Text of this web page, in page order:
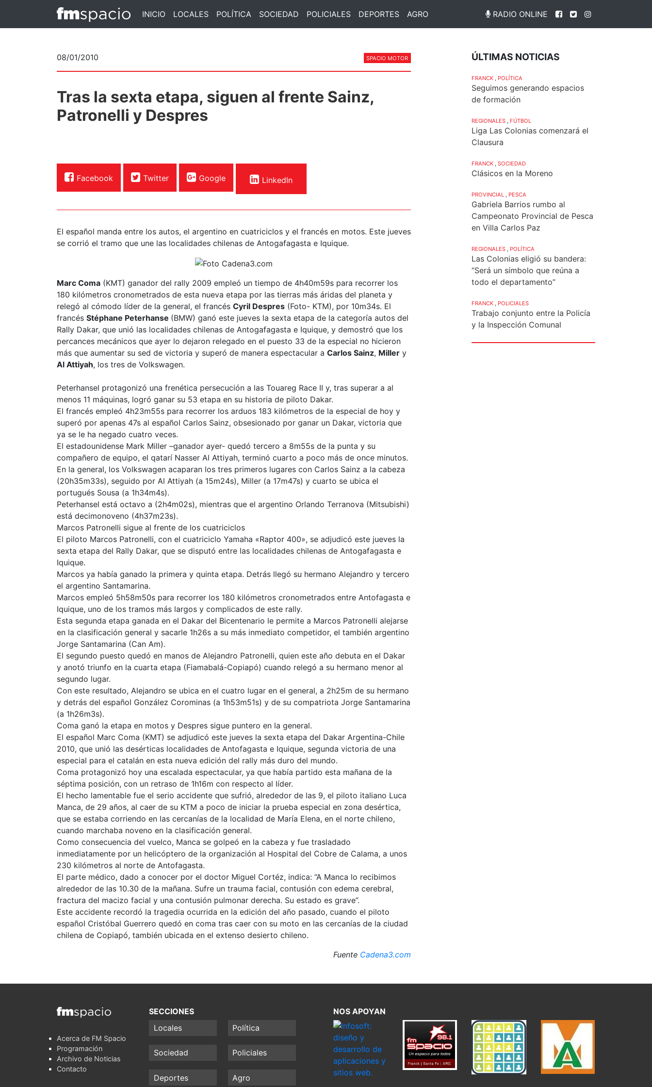
INICIO LOCALES POLÍTICA SOCIEDAD POLICIALES DEPORTES AGRO RADIO ONLINE
08/01/2010 SPACIO MOTOR
Tras la sexta etapa, siguen al frente Sainz,
Patronelli y Despres
Facebook Twitter Google LinkedIn
El español manda entre los autos, el argentino en cuatriciclos y el francés en motos. Este jueves
se corrió el tramo que une las localidades chilenas de Antogafagasta e Iquique.
Marc Coma (KMT) ganador del rally 2009 empleó un tiempo de 4h40m59s para recorrer los
180 kilómetros cronometrados de esta nueva etapa por las tierras más áridas del planeta y
relegó al cómodo líder de la general, el francés Cyril Despres (Foto- KTM), por 10m34s. El
francés Stéphane Peterhanse (BMW) ganó este jueves la sexta etapa de la categoría autos del
Rally Dakar, que unió las localidades chilenas de Antogafagasta e Iquique, y demostró que los
percances mecánicos que ayer lo dejaron relegado en el puesto 33 de la especial no hicieron
más que aumentar su sed de victoria y superó de manera espectacular a Carlos Sainz, Miller y
Al Attiyah, los tres de Volkswagen.
Peterhansel protagonizó una frenética persecución a las Touareg Race II y, tras superar a al
menos 11 máquinas, logró ganar su 53 etapa en su historia de piloto Dakar.
El francés empleó 4h23m55s para recorrer los arduos 183 kilómetros de la especial de hoy y
superó por apenas 47s al español Carlos Sainz, obsesionado por ganar un Dakar, victoria que
ya se le ha negado cuatro veces.
El estadounidense Mark Miller –ganador ayer- quedó tercero a 8m55s de la punta y su
compañero de equipo, el qatarí Nasser Al Attiyah, terminó cuarto a poco más de once minutos.
En la general, los Volkswagen acaparan los tres primeros lugares con Carlos Sainz a la cabeza
(20h35m33s), seguido por Al Attiyah (a 15m24s), Miller (a 17m47s) y cuarto se ubica el
portugués Sousa (a 1h34m4s).
Peterhansel está octavo a (2h4m02s), mientras que el argentino Orlando Terranova (Mitsubishi)
está decimonoveno (4h37m23s).
Marcos Patronelli sigue al frente de los cuatriciclos
El piloto Marcos Patronelli, con el cuatriciclo Yamaha «Raptor 400», se adjudicó este jueves la
sexta etapa del Rally Dakar, que se disputó entre las localidades chilenas de Antogafagasta e
Iquique.
Marcos ya había ganado la primera y quinta etapa. Detrás llegó su hermano Alejandro y tercero
el argentino Santamarina.
Marcos empleó 5h58m50s para recorrer los 180 kilómetros cronometrados entre Antofagasta e
Iquique, uno de los tramos más largos y complicados de este rally.
Esta segunda etapa ganada en el Dakar del Bicentenario le permite a Marcos Patronelli alejarse
en la clasificación general y sacarle 1h26s a su más inmediato competidor, el también argentino
Jorge Santamarina (Can Am).
El segundo puesto quedó en manos de Alejandro Patronelli, quien este año debuta en el Dakar
y anotó triunfo en la cuarta etapa (Fiamabalá-Copiapó) cuando relegó a su hermano menor al
segundo lugar.
Con este resultado, Alejandro se ubica en el cuatro lugar en el general, a 2h25m de su hermano
y detrás del español González Corominas (a 1h53m51s) y de su compatriota Jorge Santamarina
(a 1h26m3s).
Coma ganó la etapa en motos y Despres sigue puntero en la general.
El español Marc Coma (KMT) se adjudicó este jueves la sexta etapa del Dakar Argentina-Chile
2010, que unió las desérticas localidades de Antofagasta e Iquique, segunda victoria de una
especial para el catalán en esta nueva edición del rally más duro del mundo.
Coma protagonizó hoy una escalada espectacular, ya que había partido esta mañana de la
séptima posición, con un retraso de 1h16m con respecto al líder.
El hecho lamentable fue el serio accidente que sufrió, alrededor de las 9, el piloto italiano Luca
Manca, de 29 años, al caer de su KTM a poco de iniciar la prueba especial en zona desértica,
que se estaba corriendo en las cercanías de la localidad de María Elena, en el norte chileno,
cuando marchaba noveno en la clasificación general.
Como consecuencia del vuelco, Manca se golpeó en la cabeza y fue trasladado
inmediatamente por un helicóptero de la organización al Hospital del Cobre de Calama, a unos
230 kilómetros al norte de Antofagasta.
El parte médico, dado a conocer por el doctor Miguel Cortéz, indica: “A Manca lo recibimos
alrededor de las 10.30 de la mañana. Sufre un trauma facial, contusión con edema cerebral,
fractura del macizo facial y una contusión pulmonar derecha. Su estado es grave”.
Este accidente recordó la tragedia ocurrida en la edición del año pasado, cuando el piloto
español Cristóbal Guerrero quedó en coma tras caer con su moto en las cercanías de la ciudad
chilena de Copiapó, también ubicada en el extenso desierto chileno.
Fuente Cadena3.com
ÚLTIMAS NOTICIAS
FRANCK POLÍTICA
Seguimos generando espacios
de formación
REGIONALES FÚTBOL
Liga Las Colonias comenzará el
Clausura
FRANCK SOCIEDAD
Clásicos en la Moreno
PROVINCIAL PESCA
Gabriela Barrios rumbo al
Campeonato Provincial de Pesca
en Villa Carlos Paz
REGIONALES POLÍTICA
Las Colonias eligió su bandera:
“Será un símbolo que reúna a
todo el departamento”
FRANCK POLICIALES
Trabajo conjunto entre la Policía
y la Inspección Comunal
Acerca de FM Spacio
Programación
Archivo de Noticias
Contacto
SECCIONES
Locales
Política
Sociedad Policiales
Deportes Agro
NOS APOYAN